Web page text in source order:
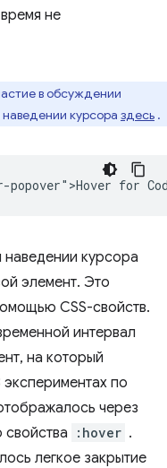
не
в обсуждении
курсора здесь .
наведении курсора
элемент. Это
CSS-свойств.
интервал
на который
по
через
:hover .
легкое закрытие